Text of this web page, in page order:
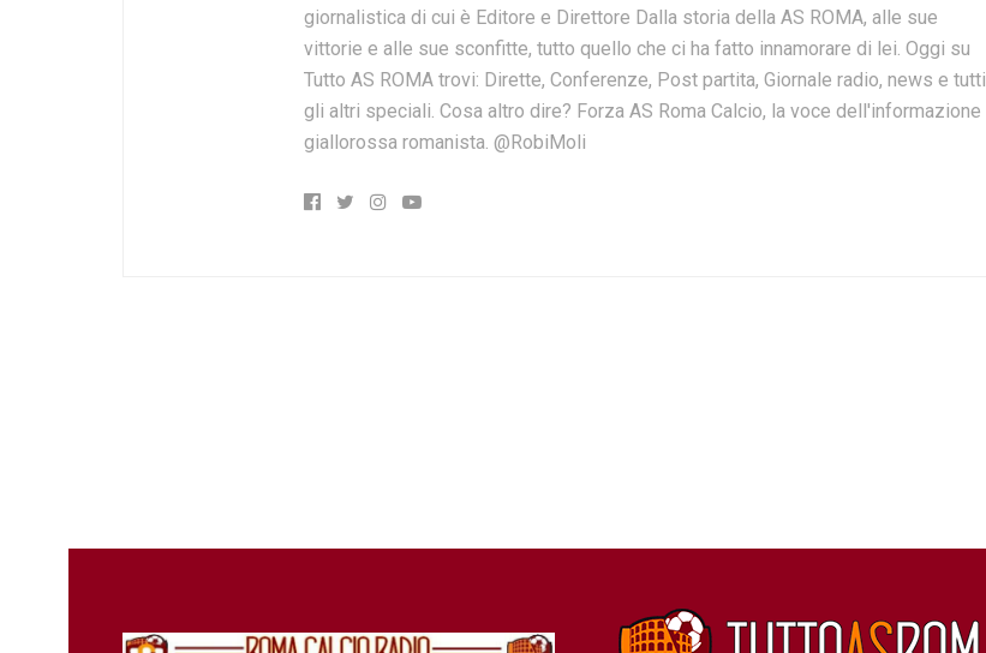
giornalistica di cui è Editore e Direttore Dalla storia della AS ROMA, alle sue
vittorie e alle sue sconfitte, tutto quello che ci ha fatto innamorare di lei. Oggi su
Tutto AS ROMA trovi: Dirette, Conferenze, Post partita, Giornale radio, news e tutti
gli altri speciali. Cosa altro dire? Forza AS Roma Calcio, la voce dell'informazione
giallorossa romanista. @RobiMoli